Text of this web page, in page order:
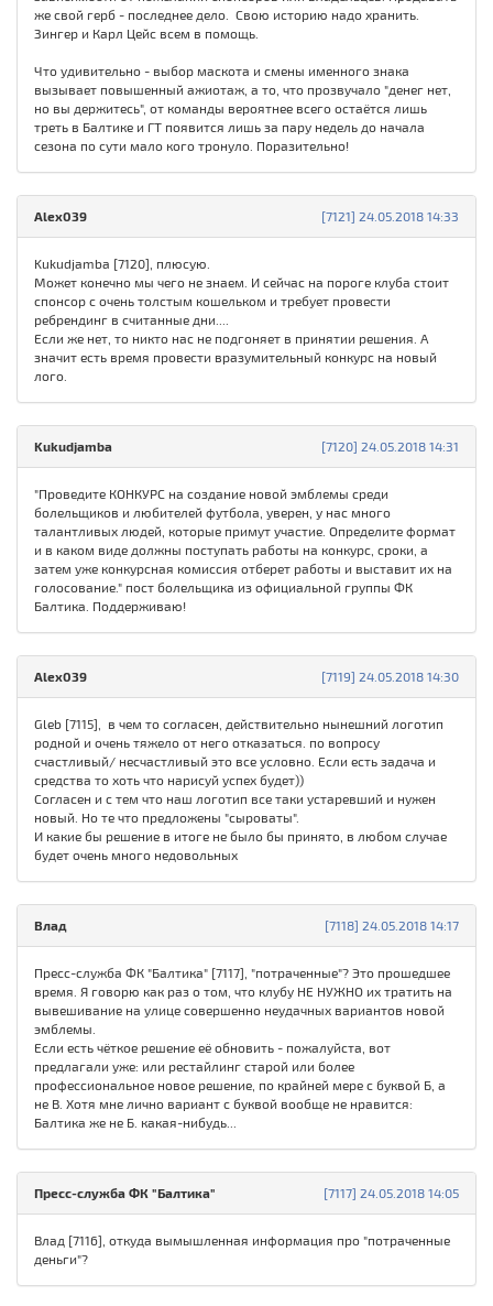
же свой герб - последнее дело. Свою историю надо хранить.
Зингер и Карл Цейс всем в помощь.
Что удивительно - выбор маскота и смены именного знака
вызывает повышенный ажиотаж, а то, что прозвучало "денег нет,
но вы держитесь", от команды вероятнее всего остаётся лишь
треть в Балтике и ГТ появится лишь за пару недель до начала
сезона по сути мало кого тронуло. Поразительно!
[7121] 24.05.2018 14:33
Alex039
Kukudjamba [7120], плюсую.
Может конечно мы чего не знаем. И сейчас на пороге клуба стоит
спонсор с очень толстым кошельком и требует провести
ребрендинг в считанные дни....
Если же нет, то никто нас не подгоняет в принятии решения. А
значит есть время провести вразумительный конкурс на новый
лого.
[7120] 24.05.2018 14:31
Kukudjamba
"Проведите КОНКУРС на создание новой эмблемы среди
болельщиков и любителей футбола, уверен, у нас много
талантливых людей, которые примут участие. Определите формат
и в каком виде должны поступать работы на конкурс, сроки, а
затем уже конкурсная комиссия отберет работы и выставит их на
голосование." пост болельщика из официальной группы ФК
Балтика. Поддерживаю!
[7119] 24.05.2018 14:30
Alex039
Gleb [7115], в чем то согласен, действительно нынешний логотип
родной и очень тяжело от него отказаться. по вопросу
счастливый/ несчастливый это все условно. Если есть задача и
средства то хоть что нарисуй успех будет))
Согласен и с тем что наш логотип все таки устаревший и нужен
новый. Но те что предложены "сыроваты".
И какие бы решение в итоге не было бы принято, в любом случае
будет очень много недовольных
[7118] 24.05.2018 14:17
Влад
Пресс-служба ФК "Балтика" [7117], "потраченные"? Это прошедшее
время. Я говорю как раз о том, что клубу НЕ НУЖНО их тратить на
вывешивание на улице совершенно неудачных вариантов новой
эмблемы.
Если есть чёткое решение её обновить - пожалуйста, вот
предлагали уже: или рестайлинг старой или более
профессиональное новое решение, по крайней мере с буквой Б, а
не В. Хотя мне лично вариант с буквой вообще не нравится:
Балтика же не Б. какая-нибудь...
[7117] 24.05.2018 14:05
Пресс-служба ФК "Балтика"
Влад [7116], откуда вымышленная информация про "потраченные
деньги"?